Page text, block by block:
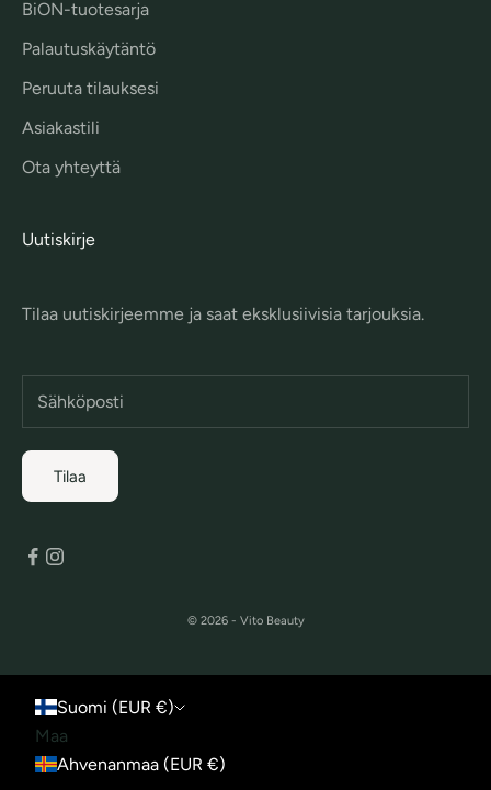
BiON-tuotesarja
Palautuskäytäntö
Peruuta tilauksesi
Asiakastili
Ota yhteyttä
Uutiskirje
Tilaa uutiskirjeemme ja saat eksklusiivisia tarjouksia.
Tilaa
© 2026 - Vito Beauty
Suomi (EUR €)
Maa
Ahvenanmaa (EUR €)